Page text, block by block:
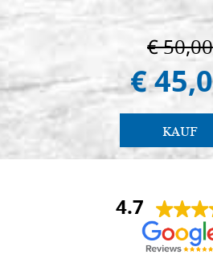
€ 50,00
€
KAUF
4.7